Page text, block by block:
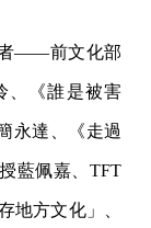
者——前文化部
、《誰是被害
永達、《走過
藍佩嘉、TFT
地方文化」、